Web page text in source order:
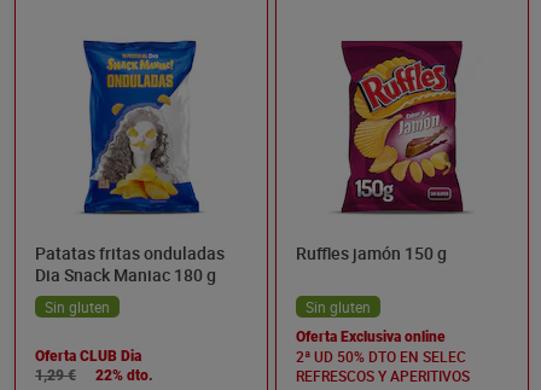
Patatas fritas onduladas
Dia Snack Maniac 180 g
Sin gluten
Oferta CLUB Dia
1,29 €
22% dto.
Ruffles jamón 150 g
Sin gluten
Oferta Exclusiva online
2ª UD 50% DTO EN SELEC
REFRESCOS Y APERITIVOS